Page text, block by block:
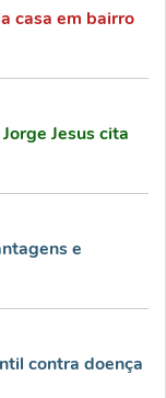
casa em bairro
Jesus cita
e
contra doença